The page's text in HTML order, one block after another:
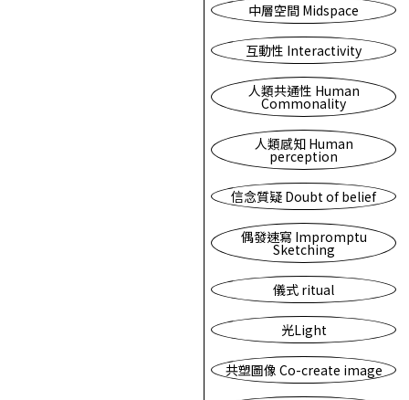
中層空間 Midspace
互動性 Interactivity
人類共通性 Human
Commonality
人類感知 Human
perception
信念質疑 Doubt of belief
偶發速寫 Impromptu
Sketching
儀式 ritual
光Light
共塑圖像 Co-create image